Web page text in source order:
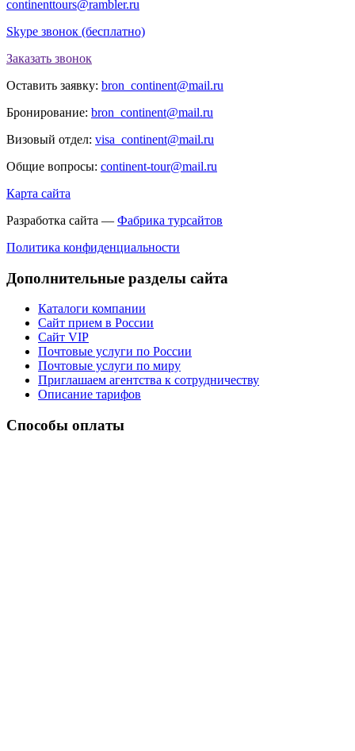
continenttours@rambler.ru
Skype звонок (бесплатно)
Заказать звонок
Оставить заявку: bron_continent@mail.ru
Бронирование: bron_continent@mail.ru
Визовый отдел: visa_continent@mail.ru
Общие вопросы: continent-tour@mail.ru
Карта сайта
Разработка сайта — Фабрика турсайтов
Политика конфиденциальности
Дополнительные разделы сайта
Каталоги компании
Сайт прием в России
Сайт VIP
Почтовые услуги по России
Почтовые услуги по миру
Приглашаем агентства к сотрудничеству
Описание тарифов
Способы оплаты